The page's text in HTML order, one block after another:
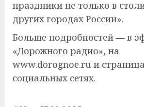
праздники не только в
других городах России».
Больше подробностей — в
«Дорожного радио», на
www.dorognoe.ru и
социальных сетях.